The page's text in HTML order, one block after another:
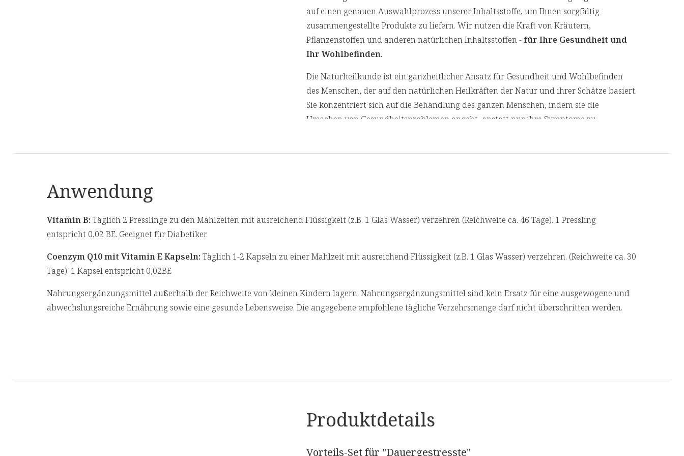
[2] VitaminB2 und Vitamin E tragen dazu bei, die Zellen vor oxidativem Stress zu
schützen
Lieferumfang Vorteils-Set "Dauergestresste":
Coenzym Q10 mit Vitamin E aktiv Kapseln, 13g, ca. 30 Stück
Vitamin E 12 mg (100%**) 24 mg (200%**)
Vitamin B2 1,4 mg (100%**) 2,8 mg (200%**)
** Prozent des Nährwertstoffbezugswertes nach LMIV
(Lebensmittelinformationsverordnung)
auf einen genauen Auswahlprozess unserer Inhaltsstoffe, um Ihnen sorgfältig
zusammengestellte Produkte zu liefern. Wir nutzen die Kraft von Kräutern,
Pflanzenstoffen und anderen natürlichen Inhaltsstoffen -für Ihre Gesundheit und
Ihr Wohlbefinden.
Die Naturheilkunde ist ein ganzheitlicher Ansatz für Gesundheit und Wohlbefinden
des Menschen, der auf den natürlichen Heilkräften der Natur und ihrer Schätze basiert.
Sie konzentriert sich auf die Behandlung des ganzen Menschen, indem sie die
Ursachen von Gesundheitsproblemen angeht, anstatt nur ihre Symptome zu
Wir lassen in regelmäßigen Abständen unsere Produkte von unabhängigen, deutschen
Anwendung
Vitamin B: Täglich 2 Presslinge zu den Mahlzeiten mit ausreichend Flüssigkeit (z.B. 1 Glas Wasser) verzehren (Reichweite ca. 46 Tage). 1 Pressling
entspricht 0,02 BE. Geeignet für Diabetiker.
Coenzym Q10 mit Vitamin E Kapseln: Täglich 1-2 Kapseln zu einer Mahlzeit mit ausreichend Flüssigkeit (z.B. 1 Glas Wasser) verzehren. (Reichweite ca. 30
Tage). 1 Kapsel entspricht 0,02BE
Nahrungsergänzungsmittel außerhalb der Reichweite von kleinen Kindern lagern. Nahrungsergänzungsmittel sind kein Ersatz für eine ausgewogene und
abwechslungsreiche Ernährung sowie eine gesunde Lebensweise. Die angegebene empfohlene tägliche Verzehrsmenge darf nicht überschritten werden.
Produktdetails
Vorteils-Set für "Dauergestresste"